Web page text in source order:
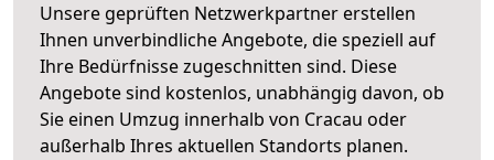
Unsere geprüften Netzwerkpartner erstellen
Ihnen unverbindliche Angebote, die speziell auf
Ihre Bedürfnisse zugeschnitten sind. Diese
Angebote sind kostenlos, unabhängig davon, ob
Sie einen Umzug innerhalb von Cracau oder
außerhalb Ihres aktuellen Standorts planen.